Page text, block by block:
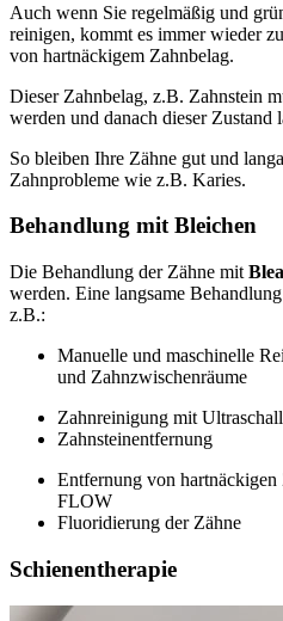
Auch wenn Sie regelmäßig und
reinigen, kommt es immer wieder
von hartnäckigem Zahnbelag.
Dieser Zahnbelag, z.B. Zahnstein
werden und danach dieser Zustand
So bleiben Ihre Zähne gut und
Zahnprobleme wie z.B. Karies.
Behandlung mit Bleichen
Die Behandlung der Zähne mit
werden. Eine langsame
z.B.:
Manuelle und maschinelle
und Zahnzwischenräume
Zahnreinigung mit Ultraschall
Zahnsteinentfernung
Entfernung von
FLOW
Fluoridierung der Zähne
Schienentherapie